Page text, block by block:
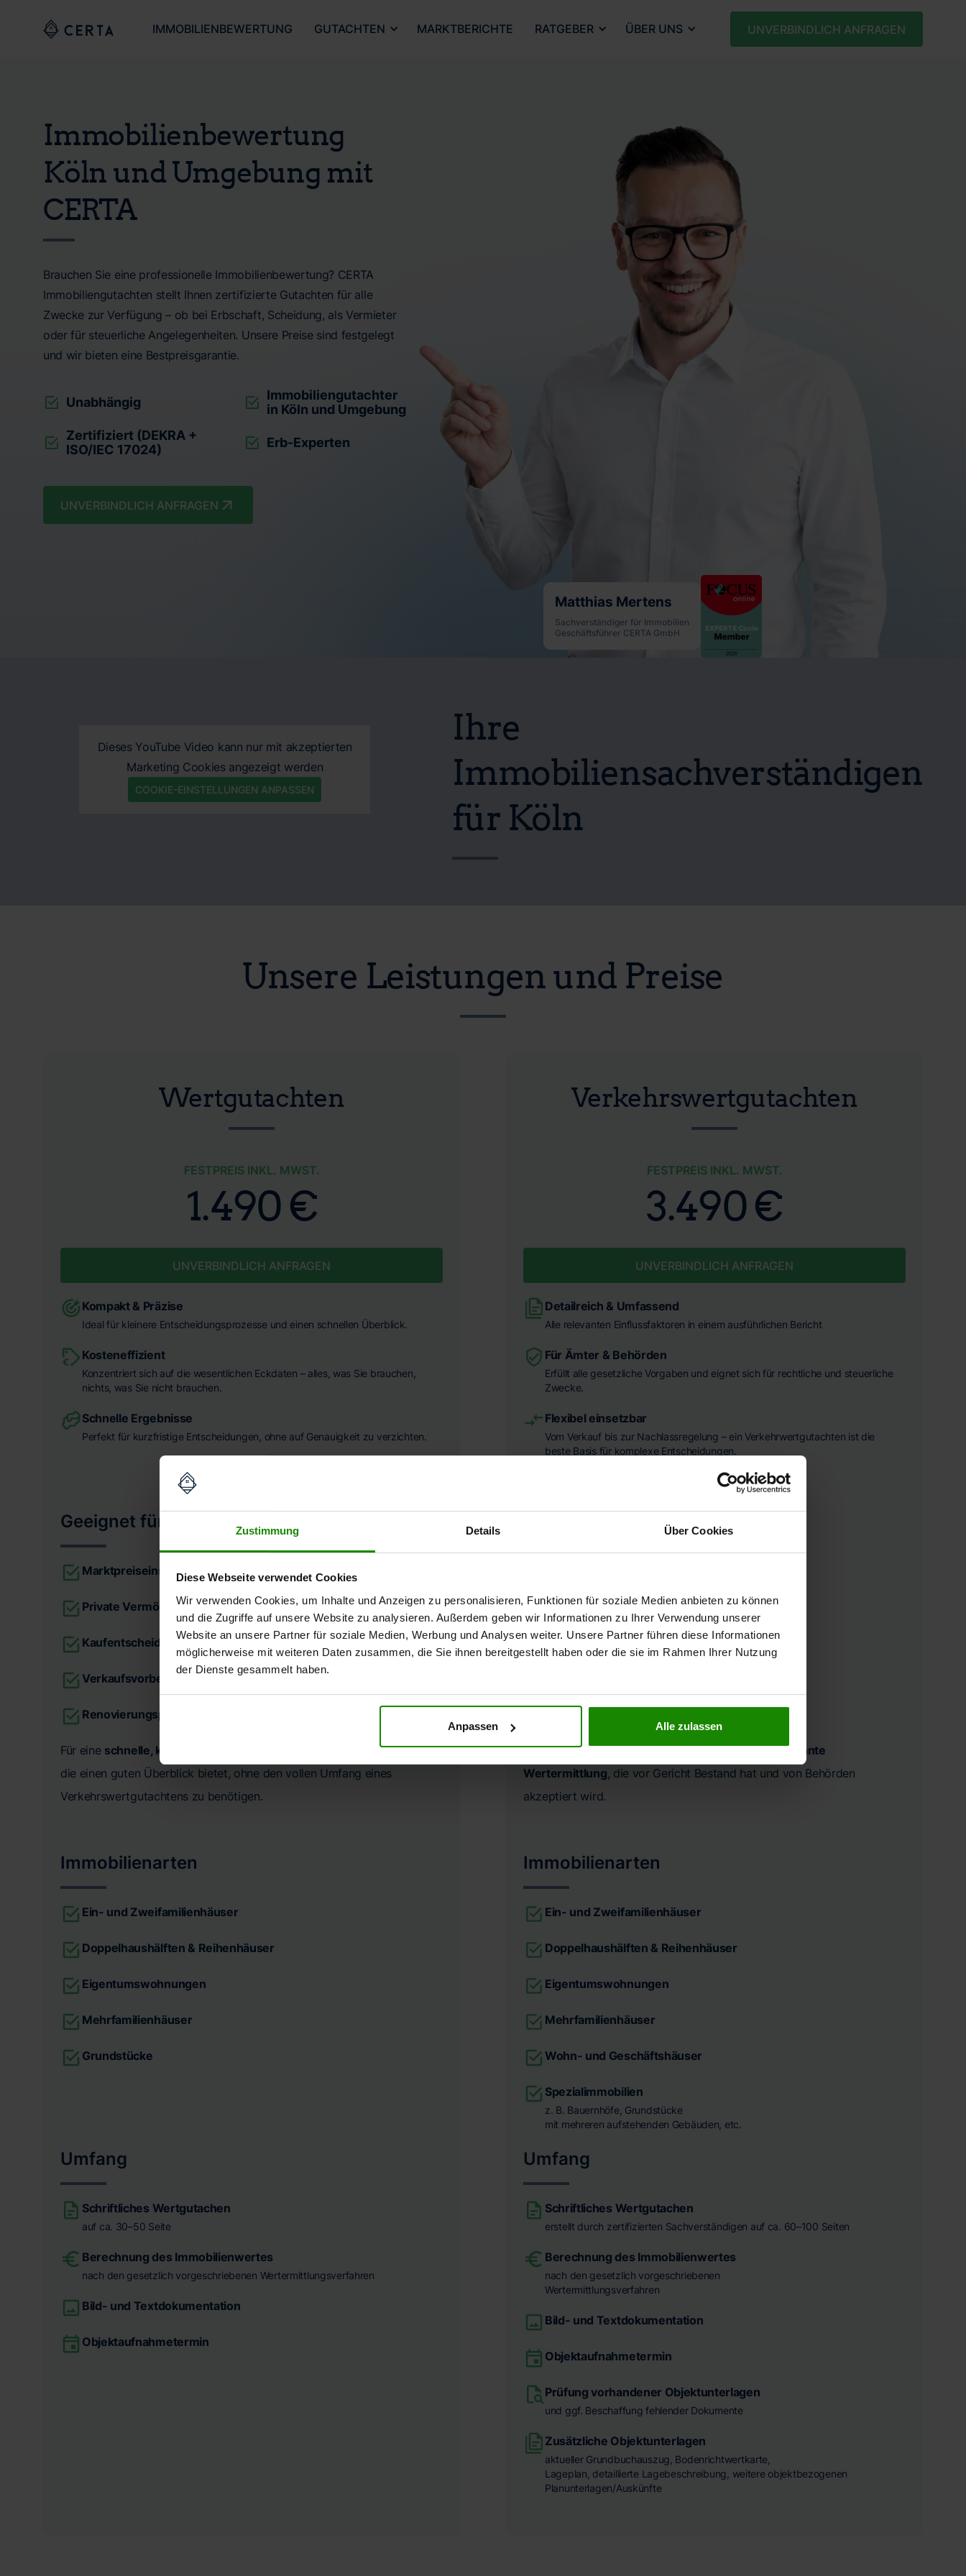
Zustimmung Details Über Cookies
Diese Webseite verwendet Cookies
Wir verwenden Cookies, um Inhalte und Anzeigen zu personalisieren, Funktionen für soziale Medien anbieten zu können
und die Zugriffe auf unsere Website zu analysieren. Außerdem geben wir Informationen zu Ihrer Verwendung unserer
Website an unsere Partner für soziale Medien, Werbung und Analysen weiter. Unsere Partner führen diese Informationen
möglicherweise mit weiteren Daten zusammen, die Sie ihnen bereitgestellt haben oder die sie im Rahmen Ihrer Nutzung
der Dienste gesammelt haben.
Anpassen Alle zulassen
IMMOBILIENBEWERTUNG GUTACHTEN MARKTBERICHTE RATGEBER ÜBER UNS UNVERBINDLICH ANFRAGEN
Immobilienbewertung
Köln und Umgebung mit
CERTA
Brauchen Sie eine professionelle Immobilienbewertung? CERTA
Immobiliengutachten stellt Ihnen zertifizierte Gutachten für alle
Zwecke zur Verfügung – ob bei Erbschaft, Scheidung, als Vermieter
oder für steuerliche Angelegenheiten. Unsere Preise sind festgelegt
und wir bieten eine Bestpreisgarantie.
Unabhängig
Immobiliengutachter
in Köln und Umgebung
Zertifiziert (DEKRA +
ISO/IEC 17024)
Erb-Experten
UNVERBINDLICH ANFRAGEN
Matthias Mertens
Sachverständiger für Immobilien
Geschäftsführer CERTA GmbH
Dieses YouTube Video kann nur mit akzeptierten
Marketing Cookies angezeigt werden
COOKIE-EINSTELLUNGEN ANPASSEN
Ihre
Immobiliensachverständigen
für Köln
Unsere Leistungen und Preise
Wertgutachten
FESTPREIS INKL. MWST.
1.490 €
UNVERBINDLICH ANFRAGEN
Kompakt & Präzise
Ideal für kleinere Entscheidungsprozesse und einen schnellen Überblick.
Kosteneffizient
Konzentriert sich auf die wesentlichen Eckdaten – alles, was Sie brauchen,
nichts, was Sie nicht brauchen.
Schnelle Ergebnisse
Perfekt für kurzfristige Entscheidungen, ohne auf Genauigkeit zu verzichten.
Geeignet für
Marktpreiseinschätzungen
Private Vermögensermittlung
Kaufentscheidungen
Verkaufsvorbereitungen
Renovierungsplanungen
Für eine schnelle, kostengünstige und orientierende Wertermittlung,
die einen guten Überblick bietet, ohne den vollen Umfang eines
Verkehrswertgutachtens zu benötigen.
Immobilienarten
Ein- und Zweifamilienhäuser
Doppelhaushälften & Reihenhäuser
Eigentumswohnungen
Mehrfamilienhäuser
Grundstücke
Umfang
Schriftliches Wertgutachen
auf ca. 30–50 Seite
Berechnung des Immobilienwertes
nach den gesetzlich vorgeschriebenen Wertermittlungsverfahren
Bild- und Textdokumentation
Objektaufnahmetermin
Verkehrswertgutachten
FESTPREIS INKL. MWST.
3.490 €
UNVERBINDLICH ANFRAGEN
Detailreich & Umfassend
Alle relevanten Einflussfaktoren in einem ausführlichen Bericht
Für Ämter & Behörden
Erfüllt alle gesetzliche Vorgaben und eignet sich für rechtliche und steuerliche
Zwecke.
Flexibel einsetzbar
Vom Verkauf bis zur Nachlassregelung – ein Verkehrwertgutachten ist die
beste Basis für komplexe Entscheidungen.
Behördliche und finanzielle Angelegenheiten
Gerichtliche Verfahren
Für eineobjektive, verlässliche und rechtlich anerkannte
Wertermittlung, die vor Gericht Bestand hat und von Behörden
akzeptiert wird.
Immobilienarten
Ein- und Zweifamilienhäuser
Doppelhaushälften & Reihenhäuser
Eigentumswohnungen
Mehrfamilienhäuser
Wohn- und Geschäftshäuser
Spezialimmobilien
z. B. Bauernhöfe, Grundstücke
mit mehreren aufstehenden Gebäuden, etc.
Umfang
Schriftliches Wertgutachen
erstellt durch zertifizierten Sachverständigen auf ca. 60–100 Seiten
Berechnung des Immobilienwertes
nach den gesetzlich vorgeschriebenen
Wertermittlungsverfahren
Bild- und Textdokumentation
Objektaufnahmetermin
Prüfung vorhandener Objektunterlagen
und ggf. Beschaffung fehlender Dokumente
Zusätzliche Objektunterlagen
aktueller Grundbuchauszug, Bodenrichtwertkarte,
Lageplan, detaillierte Lagebeschreibung, weitere objektbezogenen
Planunterlagen/Auskünfte